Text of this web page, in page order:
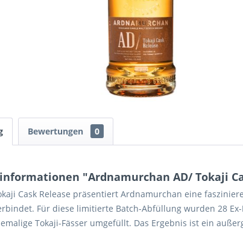
Bewertungen 0
"Ardnamurchan AD/ Tokaji
Cask Release präsentiert Ardnamurchan eine
Für diese limitierte Batch-Abfüllung wurden 28
Tokaji-Fässer umgefüllt. Das Ergebnis ist ein